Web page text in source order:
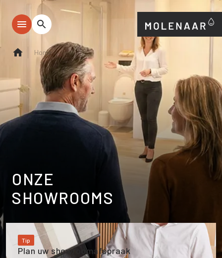
Home
ONZE
SHOWROOMS
Tip
Plan uw showroomafspraak